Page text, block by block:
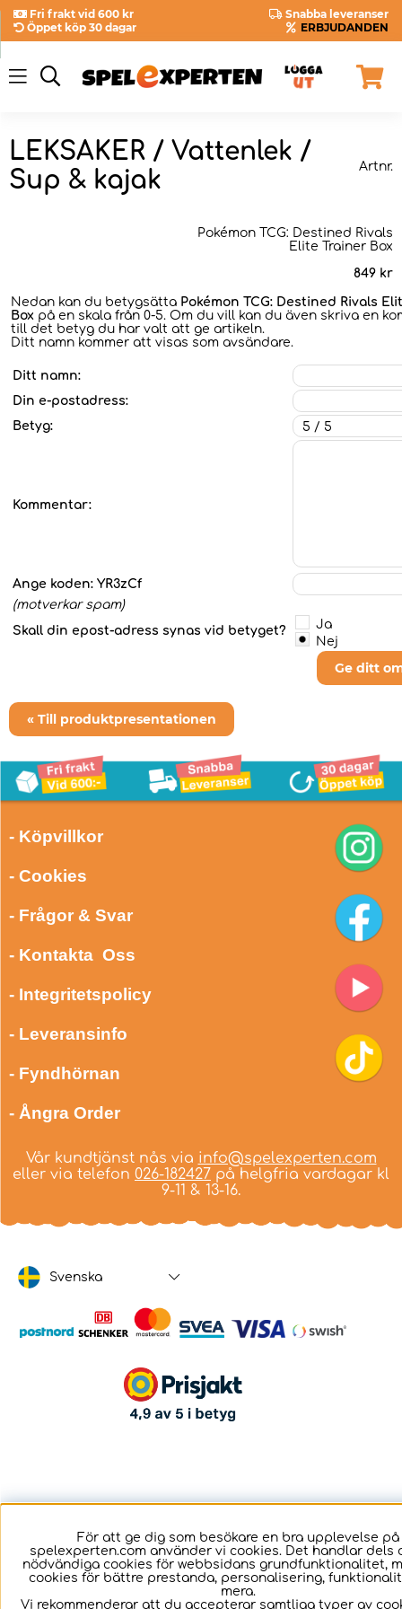
Fri frakt vid 600 kr
Snabba leveranser
Öppet köp 30 dagar
ERBJUDANDEN
LEKSAKER / Vattenlek /
Sup & kajak
Artnr.
Pokémon TCG: Destined Rivals
Elite Trainer Box
849 kr
Nedan kan du betygsätta Pokémon TCG: Destined Rivals
Box på en skala från 0-5. Om du vill kan du även skriva en
till det betyg du har valt att ge artikeln.
Ditt namn kommer att visas som avsändare.
Ditt namn:
Din e-postadress:
Betyg:
Kommentar:
Ange koden: YR3zCf
(motverkar spam)
Skall din epost-adress synas vid betyget?
Ja
Nej
Ge ditt
« Till produktpresentationen
- Köpvillkor
- Cookies
- Frågor & Svar
- Kontakta Oss
- Integritetspolicy
- Leveransinfo
- Fyndhörnan
- Ångra Order
Vår kundtjänst nås via info@spelexperten.com
eller via telefon 026-182427 på helgfria vardagar kl
9-11 & 13-16.
Svenska
För att ge dig som besökare en bra upplevelse på
spelexperten.com använder vi cookies. Det handlar dels
nödvändiga cookies för webbsidans grundfunktionalitet,
cookies för bättre prestanda, personalisering,
mera.
Vi rekommenderar att du accepterar samtliga typer av